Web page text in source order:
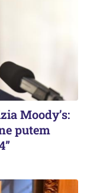
Moody’s:
putem